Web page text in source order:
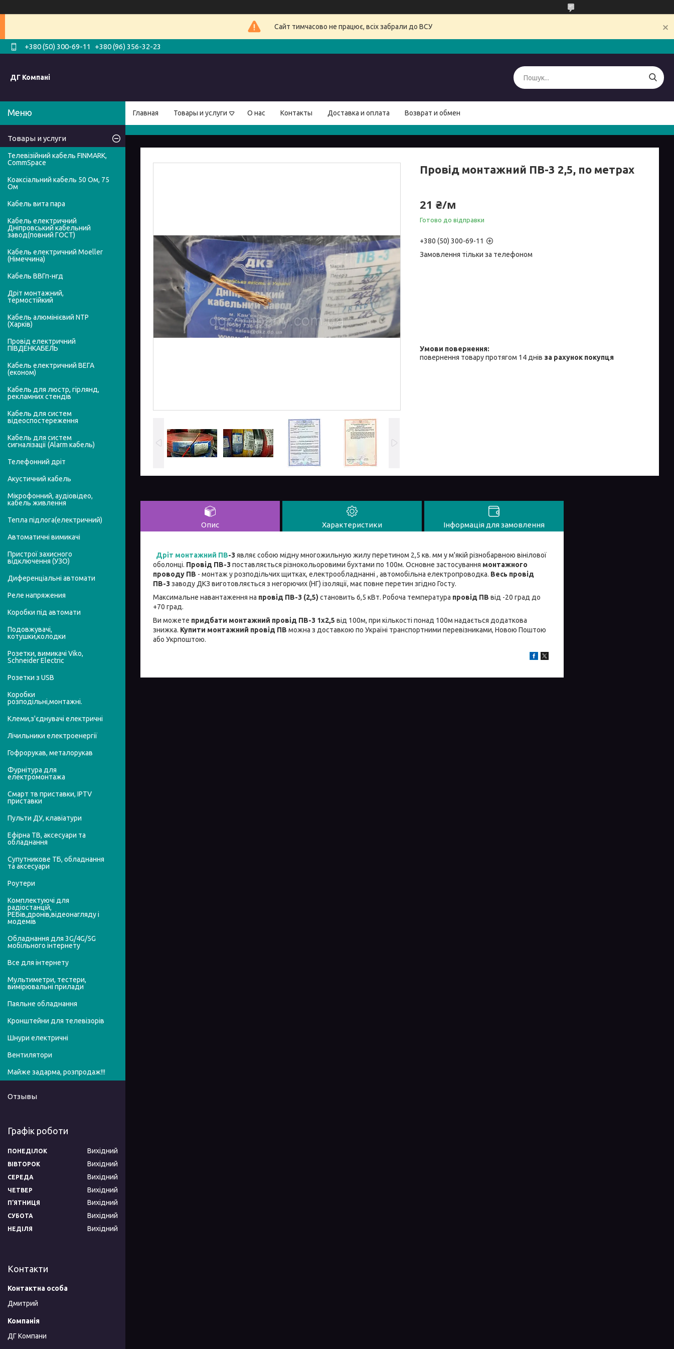
Сайт тимчасово не працює, всіх забрали до ВСУ
+380 (50) 300-69-11 +380 (96) 356-32-23
ДГ Компані
Главная Товары и услуги О нас Контакты Доставка и оплата Возврат и обмен
Провід монтажний ПВ-3 2,5, по метрах
21 ₴/м
Готово до відправки
+380 (50) 300-69-11
Замовлення тільки за телефоном
повернення товару протягом 14 днів за рахунок покупця
Опис Характеристики Інформація для замовлення
Дріт монтажний ПВ-3 являє собою мідну многожильную жилу перетином 2,5 кв. мм у м'якій різнобарвною вінілової
оболонці. Провід ПВ-3 поставляється різнокольоровими бухтами по 100м. Основне застосування монтажного
проводу ПВ - монтаж у розподільчих щитках, електрообладнанні , автомобільна електропроводка. Весь провід
ПВ-3 заводу ДКЗ виготовляється з негорючих (НГ) ізоляції, має повне перетин згідно Госту.
Максимальне навантаження на провід ПВ-3 (2,5) становить 6,5 кВт. Робоча температура провід ПВ від -20 град до
+70 град.
Ви можете придбати монтажний провід ПВ-3 1х2,5 від 100м, при кількості понад 100м надається додаткова
знижка. Купити монтажний провід ПВ можна з доставкою по Україні транспортними перевізниками, Новою Поштою
або Укрпоштою.
Товары и услуги
Телевізійний кабель FINMARK,
CommSpace
Коаксіальний кабель 50 Ом, 75
Ом
Кабель вита пара
Кабель електричний
Дніпровський кабельний
завод(повний ГОСТ)
Кабель електричний Moeller
(Німеччина)
Кабель ВВГп-нгд
Дріт монтажний,
термостійкий
Кабель алюмінієвий NTP
(Харків)
Провід електричний
ПІВДЕНКАБЕЛЬ
Кабель електричний ВЕГА
(економ)
Кабель для люстр, гірлянд,
рекламних стендів
Кабель для систем
відеоспостереження
Кабель для систем
сигналізації (Alarm кабель)
Телефонний дріт
Акустичний кабель
Мікрофонний, аудіовідео,
кабель живлення
Тепла підлога(електричний)
Автоматичні вимикачі
Пристрої захисного
відключення (УЗО)
Диференціальні автомати
Реле напряжения
Коробки під автомати
Подовжувачі,
котушки,колодки
Розетки, вимикачі Viko,
Schneider Electric
Розетки з USB
Коробки
розподільні,монтажні.
Клеми,з'єднувачі електричні
Лічильники електроенергії
Гофрорукав, металорукав
Фурнітура для
електромонтажа
Смарт тв приставки, IPTV
приставки
Пульти ДУ, клавіатури
Ефірна ТВ, аксесуари та
обладнання
Супутникове ТБ, обладнання
та аксесуари
Роутери
Комплектуючі для
радіостанцій,
РЕБів,дронів,відеонагляду і
модемів
Обладнання для 3G/4G/5G
мобільного інтернету
Все для інтернету
Мультиметри, тестери,
вимірювальні прилади
Паяльне обладнання
Кронштейни для телевізорів
Шнури електричні
Вентилятори
Майже задарма, розпродаж!!!
Отзывы
Графік роботи
ПОНЕДІЛОК Вихідний
ВІВТОРОК Вихідний
СЕРЕДА Вихідний
ЧЕТВЕР Вихідний
ПʼЯТНИЦЯ Вихідний
СУБОТА Вихідний
НЕДІЛЯ Вихідний
Контакти
Дмитрий
ДГ Компани